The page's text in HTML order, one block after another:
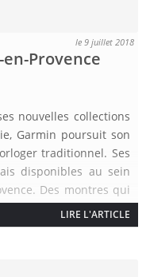
le 9 juillet 2018
Provence
nouvelles collections
Garmin poursuit son
traditionnel. Ses
disponibles au sein
Des montres qui
d’une nouvelle
et connectés. […]
LIRE L'ARTICLE